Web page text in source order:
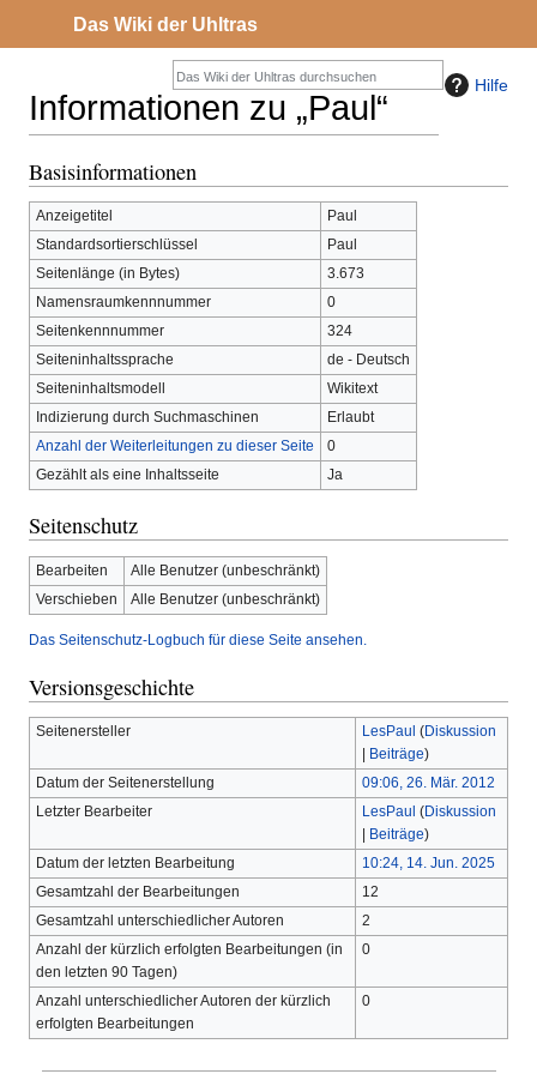
Hilfe
Informationen zu „Paul“
Zur
springen
Zur
springen
Basisinformationen
Anzeigetitel
Paul
Standardsortierschlüssel
Paul
Seitenlänge (in Bytes)
3.673
Namensraumkennnummer
0
Seitenkennnummer
324
Seiteninhaltssprache
de - Deutsch
Seiteninhaltsmodell
Wikitext
Indizierung durch Suchmaschinen
Erlaubt
Anzahl der Weiterleitungen zu dieser Seite
0
Gezählt als eine Inhaltsseite
Ja
Seitenschutz
Bearbeiten
Alle Benutzer (unbeschränkt)
Verschieben
Alle Benutzer (unbeschränkt)
Das Seitenschutz-Logbuch für diese Seite ansehen.
Versionsgeschichte
Seitenersteller LesPaul (Diskussion
Beiträge)
Datum der Seitenerstellung
09:06, 26. Mär. 2012
Letzter Bearbeiter
LesPaul (Diskussion
Beiträge)
Datum der letzten Bearbeitung
10:24, 14. Jun. 2025
Gesamtzahl der Bearbeitungen
12
Gesamtzahl unterschiedlicher Autoren
2
Anzahl der kürzlich erfolgten Bearbeitungen (in
den letzten 90 Tagen)
0
Anzahl unterschiedlicher Autoren der kürzlich
erfolgten Bearbeitungen
0
Das Wiki der Uhltras